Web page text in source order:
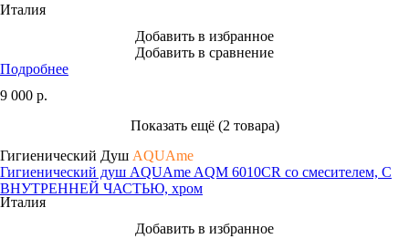
Италия
Добавить в избранное
Добавить в сравнение
Подробнее
9 000 р.
Показать ещё (2 товара)
Гигиенический Душ AQUAme
Гигиенический душ AQUAme AQM 6010CR со смесителем, С
ВНУТРЕННЕЙ ЧАСТЬЮ, хром
Италия
Добавить в избранное